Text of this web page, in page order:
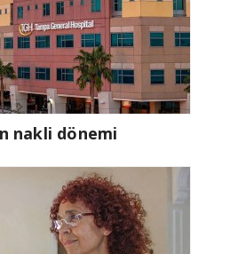
nakli dönemi